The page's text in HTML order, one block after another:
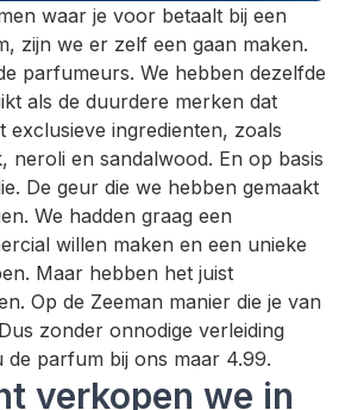
waar je voor betaalt bij een
zijn we er zelf een gaan maken.
parfumeurs. We hebben dezelfde
als de duurdere merken dat
exclusieve ingredienten, zoals
neroli en sandalwood. En op basis
De geur die we hebben gemaakt
We hadden graag een
willen maken en een unieke
Maar hebben het juist
Op de Zeeman manier die je van
zonder onnodige verleiding
de parfum bij ons maar 4.99.
verkopen we in